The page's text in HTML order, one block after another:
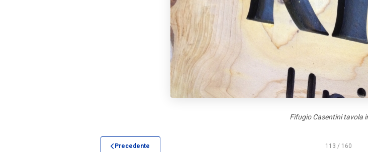
Fifugio Casentini tavola
Precedente 113 / 160